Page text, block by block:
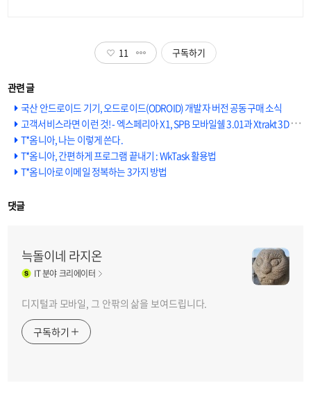
11 구독하기
국산 안드로이드 기기, 오드로이드(ODROID) 개발자 버전 공동구매 소식
고객서비스라면 이런 것! - 엑스페리아 X1, SPB 모바일쉘 3.01과 Xtrakt 3D 게임 무료 제공
T*옴니아, 나는 이렇게 쓴다.
T*옴니아, 간편하게 프로그램 끝내기 : WkTask 활용법
T*옴니아로 이메일 정복하는 3가지 방법
댓글
늑돌이네 라지온
IT분야 크리에이터
디지털과 모바일, 그 안팎의 삶을 보여드립니다.
구독하기